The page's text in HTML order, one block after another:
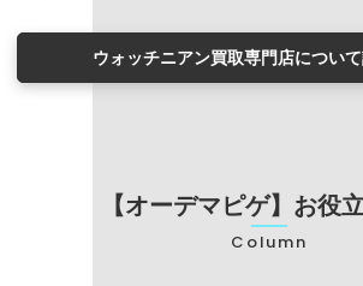
ウォッチニアン買取専門店につい
【オーデマピゲ】お役
Column